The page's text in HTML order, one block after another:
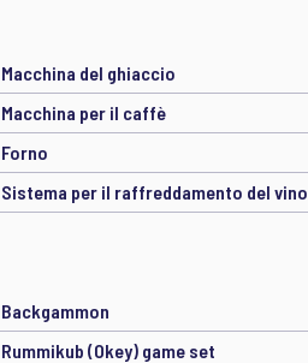
Macchina del ghiaccio
Macchina per il caffè
Forno
Sistema per il raffreddamento del vino
Backgammon
Rummikub (Okey) game set